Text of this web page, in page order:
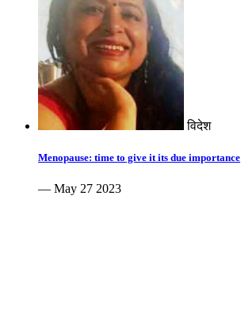
विदेश
Menopause: time to give it its due importance
— May 27 2023